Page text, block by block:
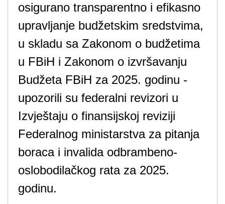
osigurano transparentno i efikasno
upravljanje budžetskim sredstvima,
u skladu sa Zakonom o budžetima
u FBiH i Zakonom o izvršavanju
Budžeta FBiH za 2025. godinu -
upozorili su federalni revizori u
Izvještaju o finansijskoj reviziji
Federalnog ministarstva za pitanja
boraca i invalida odbrambeno-
oslobodilačkog rata za 2025.
godinu.